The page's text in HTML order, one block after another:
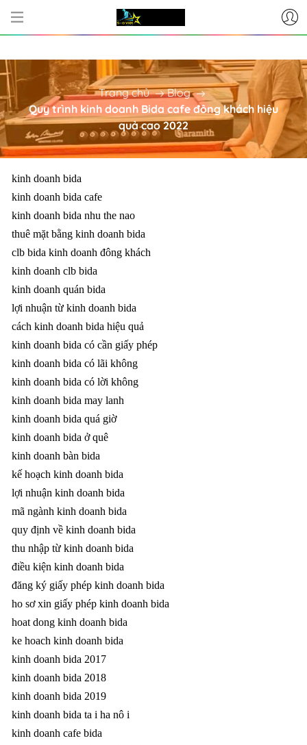
CƠ SỞ CUNG CẤP BÀN BI-A -
Trang chủ
Blog
Quy trình kinh doanh Bida cafe đông khách hiệu
quả cao 2022
kinh doanh bida
kinh doanh bida cafe
kinh doanh bida nhu the nao
thuê mặt bằng kinh doanh bida
clb bida kinh doanh đông khách
kinh doanh clb bida
kinh doanh quán bida
lợi nhuận từ kinh doanh bida
cách kinh doanh bida hiệu quả
kinh doanh bida có cần giấy phép
kinh doanh bida có lãi không
kinh doanh bida có lời không
kinh doanh bida may lanh
kinh doanh bida quá giờ
kinh doanh bida ở quê
kinh doanh bàn bida
kế hoạch kinh doanh bida
lợi nhuận kinh doanh bida
mã ngành kinh doanh bida
quy định về kinh doanh bida
thu nhập từ kinh doanh bida
điều kiện kinh doanh bida
đăng ký giấy phép kinh doanh bida
ho sơ xin giấy phép kinh doanh bida
hoat dong kinh doanh bida
ke hoach kinh doanh bida
kinh doanh bida 2017
kinh doanh bida 2018
kinh doanh bida 2019
kinh doanh bida ta i ha nô i
kinh doanh cafe bida